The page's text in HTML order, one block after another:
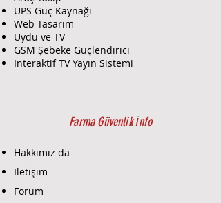
UPS Güç Kaynağı
Web Tasarım
Uydu ve TV
GSM Şebeke Güçlendirici
İnteraktif TV Yayın Sistemi
Farma Güvenlik İnfo
Hakkımız da
İletişim
Forum